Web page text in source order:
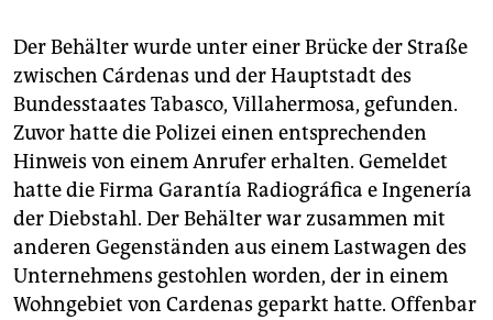
Der Behälter wurde unter einer Brücke der Straße
zwischen Cárdenas und der Hauptstadt des
Bundesstaates Tabasco, Villahermosa, gefunden.
Zuvor hatte die Polizei einen entsprechenden
Hinweis von einem Anrufer erhalten. Gemeldet
hatte die Firma Garantía Radiográfica e Ingenería
der Diebstahl. Der Behälter war zusammen mit
anderen Gegenständen aus einem Lastwagen des
Unternehmens gestohlen worden, der in einem
Wohngebiet von Cardenas geparkt hatte. Offenbar